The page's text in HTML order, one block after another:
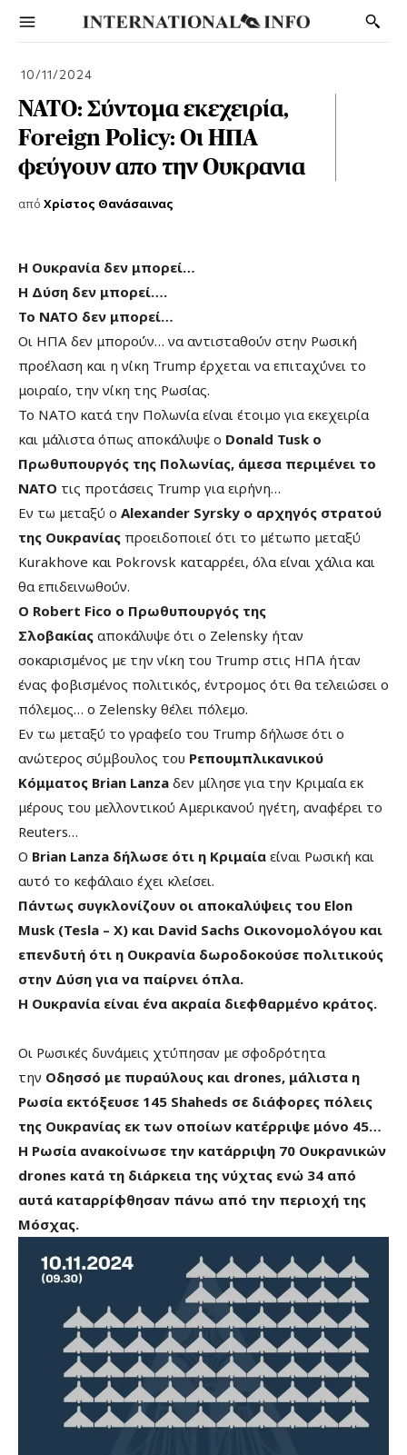
10/11/2024
ΝΑΤΟ: Σύντομα εκεχειρία,
Foreign Policy: Οι ΗΠΑ
φεύγουν απο την Ουκρανια
από Χρίστος Θανάσαινας
Η Ουκρανία δεν μπορεί…
Η Δύση δεν μπορεί….
Το ΝΑΤΟ δεν μπορεί…
Οι ΗΠΑ δεν μπορούν… να αντισταθούν στην Ρωσική
προέλαση και η νίκη Trump έρχεται να επιταχύνει το
μοιραίο, την νίκη της Ρωσίας.
Το ΝΑΤΟ κατά την Πολωνία είναι έτοιμο για εκεχειρία
και μάλιστα όπως αποκάλυψε ο Donald Tusk ο
Πρωθυπουργός της Πολωνίας, άμεσα περιμένει το
ΝΑΤΟ τις προτάσεις Trump για ειρήνη…
Εν τω μεταξύ ο Alexander Syrsky ο αρχηγός στρατού
της Ουκρανίας προειδοποιεί ότι το μέτωπο μεταξύ
Kurakhove και Pokrovsk καταρρέει, όλα είναι χάλια και
θα επιδεινωθούν.
Ο Robert Fico ο Πρωθυπουργός της
Σλοβακίας αποκάλυψε ότι ο Zelensky ήταν
σοκαρισμένος με την νίκη του Trump στις ΗΠΑ ήταν
ένας φοβισμένος πολιτικός, έντρομος ότι θα τελειώσει ο
πόλεμος… ο Zelensky θέλει πόλεμο.
Εν τω μεταξύ το γραφείο του Trump δήλωσε ότι ο
ανώτερος σύμβουλος του Ρεπουμπλικανικού
Κόμματος Brian Lanza δεν μίλησε για την Κριμαία εκ
μέρους του μελλοντικού Αμερικανού ηγέτη, αναφέρει το
Reuters…
Ο Brian Lanza δήλωσε ότι η Κριμαία είναι Ρωσική και
αυτό το κεφάλαιο έχει κλείσει.
Πάντως συγκλονίζουν οι αποκαλύψεις του Elon
Musk (Tesla – X) και David Sachs Οικονομολόγου και
επενδυτή ότι η Ουκρανία δωροδοκούσε πολιτικούς
στην Δύση για να παίρνει όπλα.
Η Ουκρανία είναι ένα ακραία διεφθαρμένο κράτος.
Οι Ρωσικές δυνάμεις χτύπησαν με σφοδρότητα
την Οδησσό με πυραύλους και drones, μάλιστα η
Ρωσία εκτόξευσε 145 Shaheds σε διάφορες πόλεις
της Ουκρανίας εκ των οποίων κατέρριψε μόνο 45…
Η Ρωσία ανακοίνωσε την κατάρριψη 70 Ουκρανικών
drones κατά τη διάρκεια της νύχτας ενώ 34 από
αυτά καταρρίφθησαν πάνω από την περιοχή της
Μόσχας.